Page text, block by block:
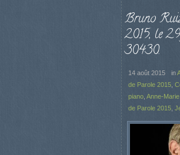
Bruno
2015, le
30430.
14 août 2015 in
de Parole 2015
piano Anne-
de Parole 2015